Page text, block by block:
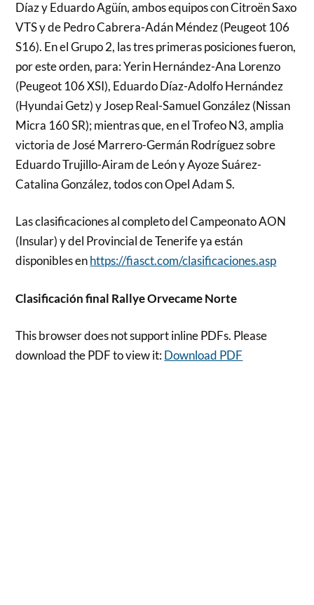
Díaz y Eduardo Agüín, ambos equipos con Citroën Saxo
VTS y de Pedro Cabrera-Adán Méndez (Peugeot 106
S16). En el Grupo 2, las tres primeras posiciones fueron,
por este orden, para: Yerin Hernández-Ana Lorenzo
(Peugeot 106 XSI), Eduardo Díaz-Adolfo Hernández
(Hyundai Getz) y Josep Real-Samuel González (Nissan
Micra 160 SR); mientras que, en el Trofeo N3, amplia
victoria de José Marrero-Germán Rodríguez sobre
Eduardo Trujillo-Airam de León y Ayoze Suárez-
Catalina González, todos con Opel Adam S.
Las clasificaciones al completo del Campeonato AON
(Insular) y del Provincial de Tenerife ya están
disponibles enhttps://fiasct.com/clasificaciones.asp
Clasificación final Rallye Orvecame Norte
This browser does not support inline PDFs. Please
download the PDF to view it:Download PDF